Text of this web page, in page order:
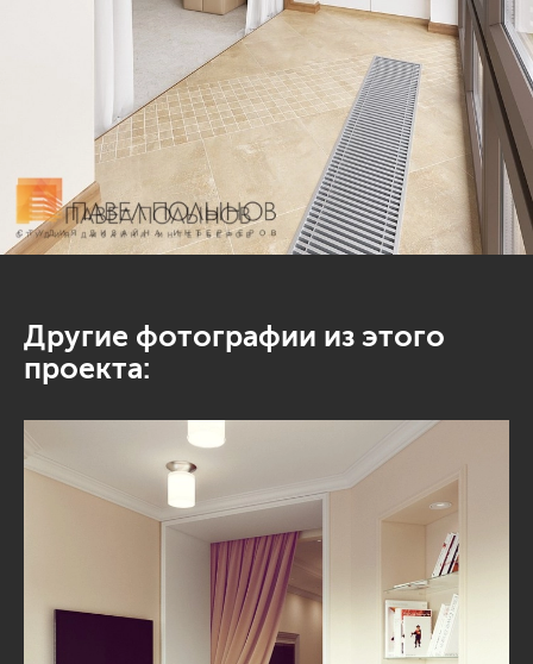
Другие фотографии из этого
проекта: